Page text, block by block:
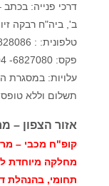
דרכי פנייה:
ב', ביה"ח רבקה
טלפונית: : 04-6828086
פקס: 6827080- 04
עלויות: במסגרת
תשלום וללא טופס 17.
אזור הצפון –
קופ"ח מכבי –
מחלקה מיוחדת
תחומי, בהנהלת